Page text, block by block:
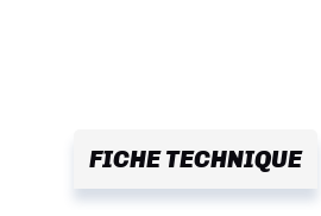
FICHE TECHNIQUE